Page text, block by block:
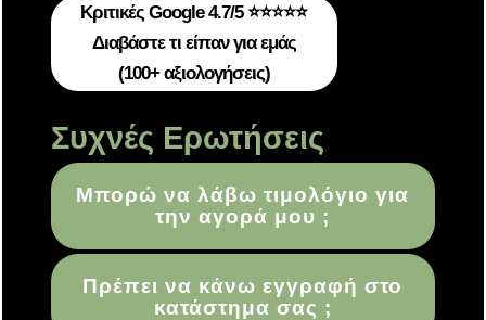
Κριτικές Google 4.7/5 ⭐⭐⭐⭐⭐
Διαβάστε τι είπαν για εμάς
(100+ αξιολογήσεις)
Συχνές Ερωτήσεις
Μπορώ να λάβω τιμολόγιο για
την αγορά μου ;
Πρέπει να κάνω εγγραφή στο
κατάστημα σας ;